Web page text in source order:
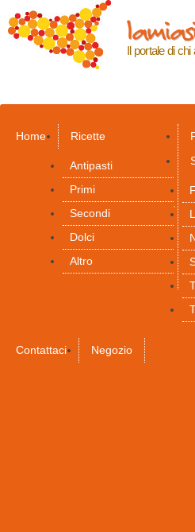
contenuto
principale
Il portale di
Home Ricette
Antipasti
Primi
Secondi
Dolci
Altro
Contattaci Negozio